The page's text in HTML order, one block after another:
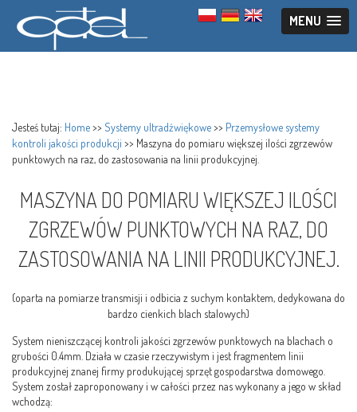
MENU
Jesteś tutaj: Home>> Systemy ultradźwiękowe>> Przemysłowe systemy
kontroli jakości produkcji >> Maszyna do pomiaru większej ilości zgrzewów
punktowych na raz, do zastosowania na linii produkcyjnej.
MASZYNA DO POMIARU WIĘKSZEJ ILOŚCI
ZGRZEWÓW PUNKTOWYCH NA RAZ, DO
ZASTOSOWANIA NA LINII PRODUKCYJNEJ.
(oparta na pomiarze transmisji i odbicia z suchym kontaktem, dedykowana do
bardzo cienkich blach stalowych)
System nieniszczącej kontroli jakości zgrzewów punktowych na blachach o
grubości 0.4mm. Działa w czasie rzeczywistym i jest fragmentem linii
produkcyjnej znanej firmy produkującej sprzęt gospodarstwa domowego.
System został zaproponowany i w całości przez nas wykonany a jego w skład
wchodzą: